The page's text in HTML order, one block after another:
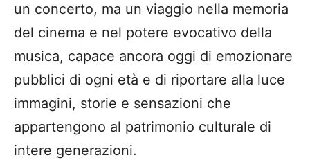
un concerto, ma un viaggio nella memoria
del cinema e nel potere evocativo della
musica, capace ancora oggi di emozionare
pubblici di ogni età e di riportare alla luce
immagini, storie e sensazioni che
appartengono al patrimonio culturale di
intere generazioni.